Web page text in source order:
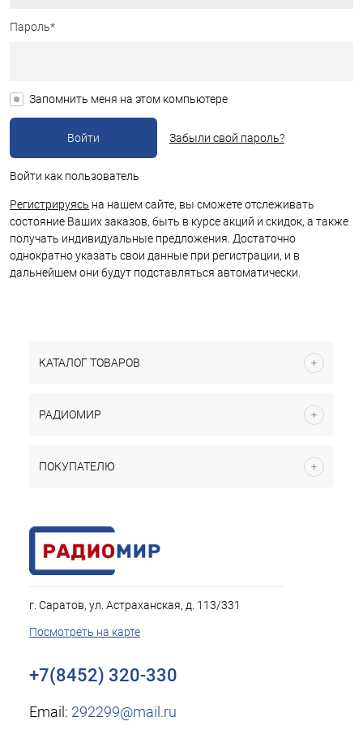
Пароль*
Запомнить меня на этом компьютере
Забыли свой пароль?
Войти как пользователь
Регистрируясь на нашем сайте, вы сможете отслеживать
состояние Ваших заказов, быть в курсе акций и скидок, а также
получать индивидуальные предложения. Достаточно
однократно указать свои данные при регистрации, и в
дальнейшем они будут подставляться автоматически.
КАТАЛОГ ТОВАРОВ
РАДИОМИР
ПОКУПАТЕЛЮ
г. Саратов, ул. Астраханская, д. 113/331
Посмотреть на карте
+7(8452) 320-330
Email: 292299@mail.ru